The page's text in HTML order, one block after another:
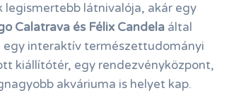
legismertebb látnivalója, akár egy
Calatrava és Félix Candelaáltal
interaktív természettudományi
kiállítótér, egy rendezvényközpont,
akváriuma is helyet kap.